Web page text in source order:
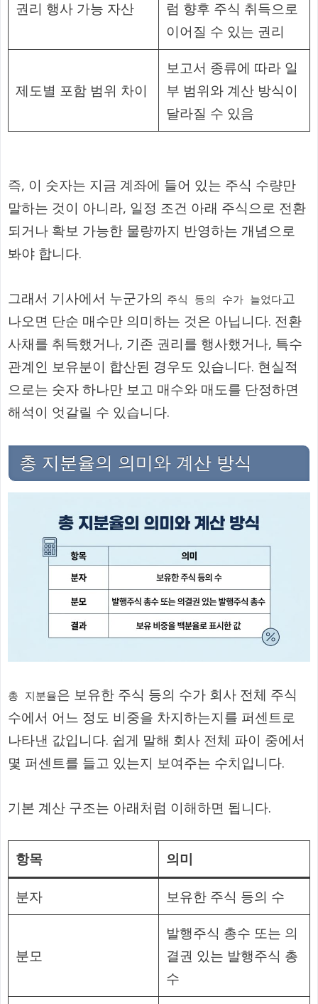
권리 행사 가능 자산
럼 향후 주식 취득으로
이어질 수 있는 권리
제도별 포함 범위 차이
보고서 종류에 따라 일
부 범위와 계산 방식이
달라질 수 있음
즉, 이 숫자는 지금 계좌에 들어 있는 주식 수량만
말하는 것이 아니라, 일정 조건 아래 주식으로 전환
되거나 확보 가능한 물량까지 반영하는 개념으로
봐야 합니다.
그래서 기사에서 누군가의 주식 등의 수가 늘었다고
나오면 단순 매수만 의미하는 것은 아닙니다. 전환
사채를 취득했거나, 기존 권리를 행사했거나, 특수
관계인 보유분이 합산된 경우도 있습니다. 현실적
으로는 숫자 하나만 보고 매수와 매도를 단정하면
해석이 엇갈릴 수 있습니다.
총 지분율의 의미와 계산 방식
총 지분율은 보유한 주식 등의 수가 회사 전체 주식
수에서 어느 정도 비중을 차지하는지를 퍼센트로
나타낸 값입니다. 쉽게 말해 회사 전체 파이 중에서
몇 퍼센트를 들고 있는지 보여주는 수치입니다.
기본 계산 구조는 아래처럼 이해하면 됩니다.
항목 의미
분자 보유한 주식 등의 수
분모
발행주식 총수 또는 의
결권 있는 발행주식 총
수